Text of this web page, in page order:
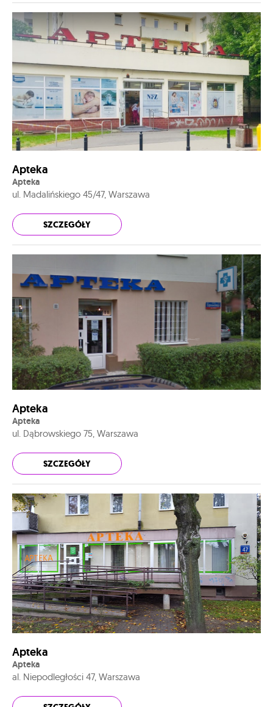
Apteka
Apteka
ul. Madalińskiego 45/47, Warszawa
SZCZEGÓŁY
Apteka
Apteka
ul. Dąbrowskiego 75, Warszawa
SZCZEGÓŁY
Apteka
Apteka
al. Niepodległości 47, Warszawa